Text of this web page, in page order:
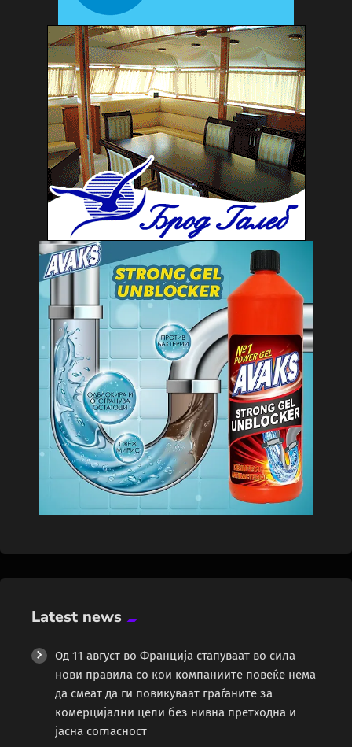
Latest news
Од 11 август во Франција стапуваат во сила
нови правила со кои компаниите повеќе нема
да смеат да ги повикуваат граѓаните за
комерцијални цели без нивна претходна и
јасна согласност